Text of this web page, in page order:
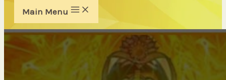
Main Menu